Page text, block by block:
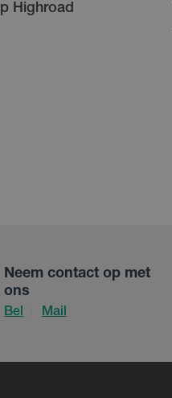
Highroad
Neem contact op met
ons
Bel Mail